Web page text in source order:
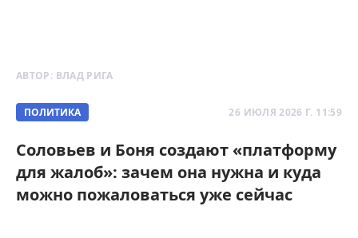
АВТОР: ВЛАД РИГА
ПОЛИТИКА 26 ИЮЛЯ 2026 Г. 11:59
Соловьев и Боня создают «платформу
для жалоб»: зачем она нужна и куда
можно пожаловаться уже сейчас